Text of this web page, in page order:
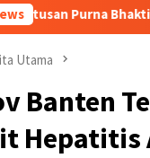
Warga Siap
Utama
Banten
Hepatitis